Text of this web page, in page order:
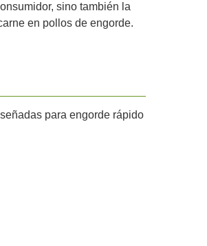
sino también la
en pollos de engorde.
para engorde rápido